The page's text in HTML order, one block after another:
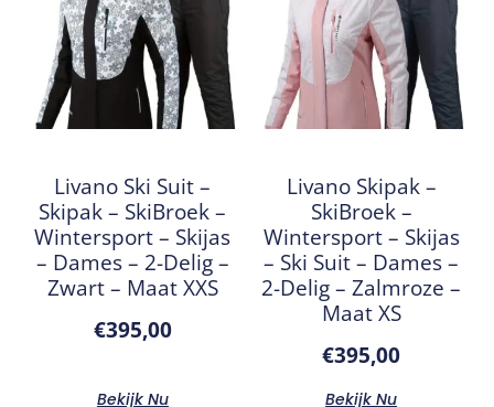
Livano Ski Suit –
Skipak – SkiBroek –
Wintersport – Skijas
– Dames – 2-Delig –
Zwart – Maat XXS
€395,00
Bekijk Nu
Livano Skipak –
SkiBroek –
Wintersport – Skijas
– Ski Suit – Dames –
2-Delig – Zalmroze –
Maat XS
€395,00
Bekijk Nu